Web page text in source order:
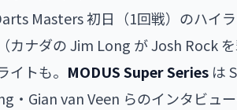
Masters 初日（1回戦）のハイ
カナダの Jim Long が Josh Rock を
イトも。 MODUS Super Series は
・Gian van Veen らのインタビュ